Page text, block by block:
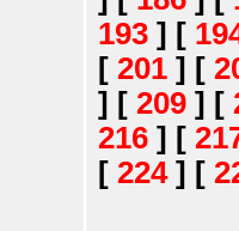
193 ] [
[ 201 ] [
] [ 209 ] [
216 ] [
[ 224] [